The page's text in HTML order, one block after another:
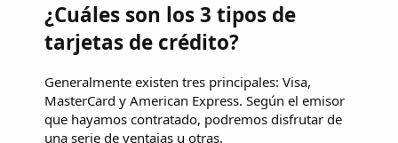
¿Cuáles son los 3 tipos de
tarjetas de crédito?
Generalmente existen tres principales: Visa,
MasterCard y American Express. Según el emisor
que hayamos contratado, podremos disfrutar de
una serie de ventajas u otras.